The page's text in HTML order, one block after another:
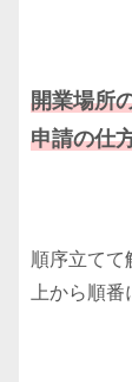
開業場所
申請の仕
順序立てて
上から順